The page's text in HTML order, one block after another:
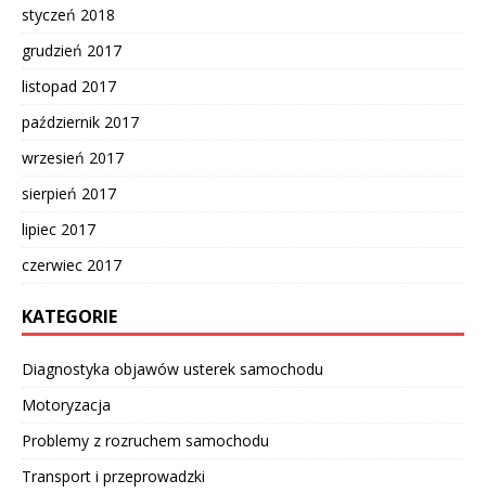
styczeń 2018
grudzień 2017
listopad 2017
październik 2017
wrzesień 2017
sierpień 2017
lipiec 2017
czerwiec 2017
KATEGORIE
Diagnostyka objawów usterek samochodu
Motoryzacja
Problemy z rozruchem samochodu
Transport i przeprowadzki